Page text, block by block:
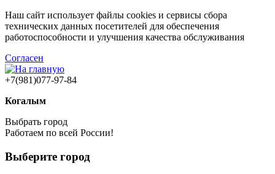
Наш сайт использует файлы cookies и сервисы сбора
технических данных посетителей для обеспечения
работоспособности и улучшения качества обслуживания
Согласен
+7(981)077-97-84
Когалым
Выбрать город
Работаем по всей России!
Выберите город